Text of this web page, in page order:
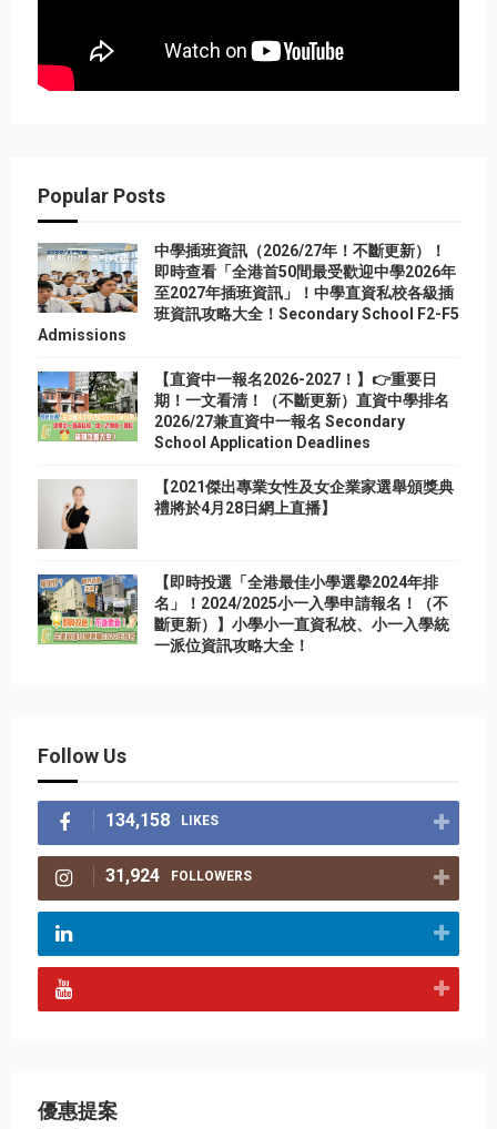
Popular Posts
中學插班資訊（2026/27年！不斷更新）！
即時查看「全港首50間最受歡迎中學2026年
至2027年插班資訊」！中學直資私校各級插
班資訊攻略大全！Secondary School F2-F5
Admissions
【直資中一報名2026-2027！】👉重要日
期！一文看清！（不斷更新）直資中學排名
2026/27兼直資中一報名 Secondary
School Application Deadlines
【2021傑出專業女性及女企業家選舉頒獎典
禮將於4月28日網上直播】
【即時投選「全港最佳小學選擧2024年排
名」！2024/2025小一入學申請報名！（不
斷更新）】小學小一直資私校、小一入學統
一派位資訊攻略大全！
Follow Us
134,158 LIKES
31,924 FOLLOWERS
優惠提案